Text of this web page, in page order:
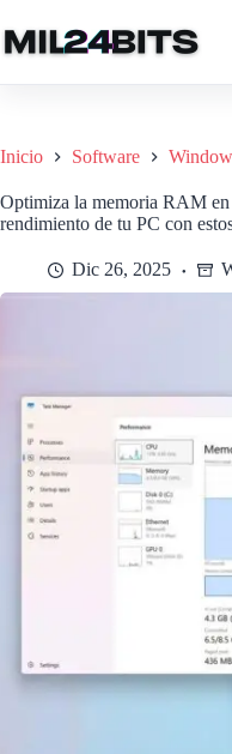
al
contenido
Inicio Software
Optimiza la memoria RAM
rendimiento de tu PC con
Dic 26, 2025